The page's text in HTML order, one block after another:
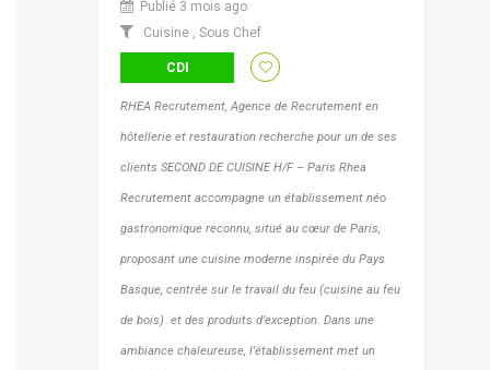
Publié 3 mois ago
Cuisine , Sous Chef
CDI
RHEA Recrutement, Agence de Recrutement en
hôtellerie et restauration recherche pour un de ses
clients SECOND DE CUISINE H/F – Paris Rhea
Recrutement accompagne un établissement néo
gastronomique reconnu, situé au cœur de Paris,
proposant une cuisine moderne inspirée du Pays
Basque, centrée sur le travail du feu (cuisine au feu
de bois) et des produits d’exception. Dans une
ambiance chaleureuse, l’établissement met un